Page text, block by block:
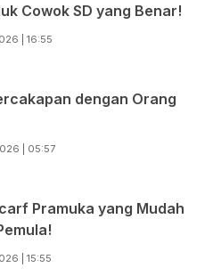
Cowok SD yang Benar!
| 16:55
dengan Orang
| 05:57
Pramuka yang Mudah
| 15:55